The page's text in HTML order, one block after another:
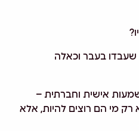
שעבדו בעבר וכאלה
אישית וחברתית –
רק מי הם רוצים להיות, אלא